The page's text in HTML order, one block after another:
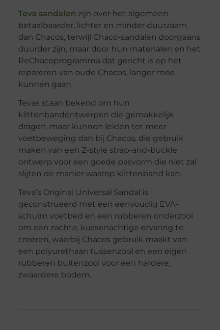
Teva sandalen zijn over het algemeen
betaalbaarder, lichter en minder duurzaam
dan Chacos, terwijl Chaco-sandalen doorgaans
duurder zijn, maar door hun materialen en het
ReChacoprogramma dat gericht is op het
repareren van oude Chacos, langer mee
kunnen gaan.
Tevas staan bekend om hun
klittenbandontwerpen die gemakkelijk
dragen, maar kunnen leiden tot meer
voetbeweging dan bij Chacos, die gebruik
maken van een Z-style strap-and-buckle
ontwerp voor een goede pasvorm die niet zal
slijten de manier waarop klittenband kan.
Teva’s Original Universal Sandal is
geconstrueerd met een eenvoudig EVA-
schuim voetbed en een rubberen onderzool
om een zachte, kussenachtige ervaring te
creëren, waarbij Chacos gebruik maakt van
een polyurethaan tussenzool en een eigen
rubberen buitenzool voor een hardere,
zwaardere bodem.